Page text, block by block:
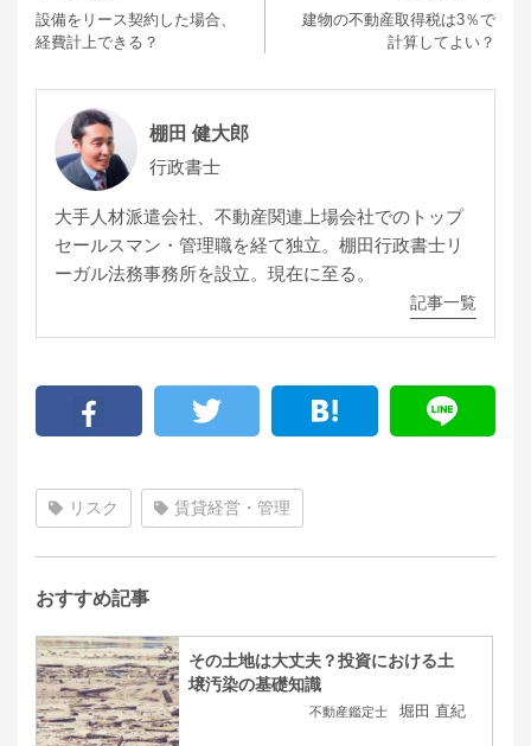
設備をリース契約した場合、
経費計上できる？
建物の不動産取得税は3％で
計算してよい？
棚田 健大郎
行政書士
大手人材派遣会社、不動産関連上場会社でのトップ
セールスマン・管理職を経て独立。棚田行政書士リ
ーガル法務事務所を設立。現在に至る。
記事一覧
リスク 賃貸経営・管理
おすすめ記事
その土地は大丈夫？投資における土
壌汚染の基礎知識
不動産鑑定士 堀田 直紀